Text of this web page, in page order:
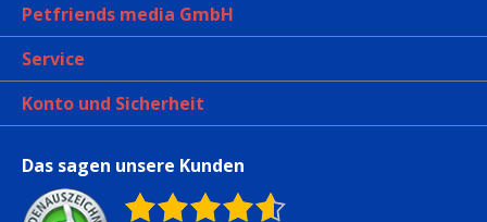
Petfriends media GmbH
Service
Konto und Sicherheit
Das sagen unsere Kunden